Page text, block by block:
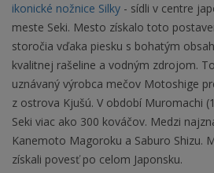
ikonické nožnice Silky - sídli v centre
meste Seki. Mesto získalo toto
storočia vďaka piesku s bohatým
kvalitnej rašeline a vodným zdrojom.
uznávaný výrobca mečov Motoshige
z ostrova Kjušú. V období Muromachi
Seki viac ako 300 kováčov. Medzi
Kanemoto Magoroku a Saburo Shizu.
získali povesť po celom Japonsku.